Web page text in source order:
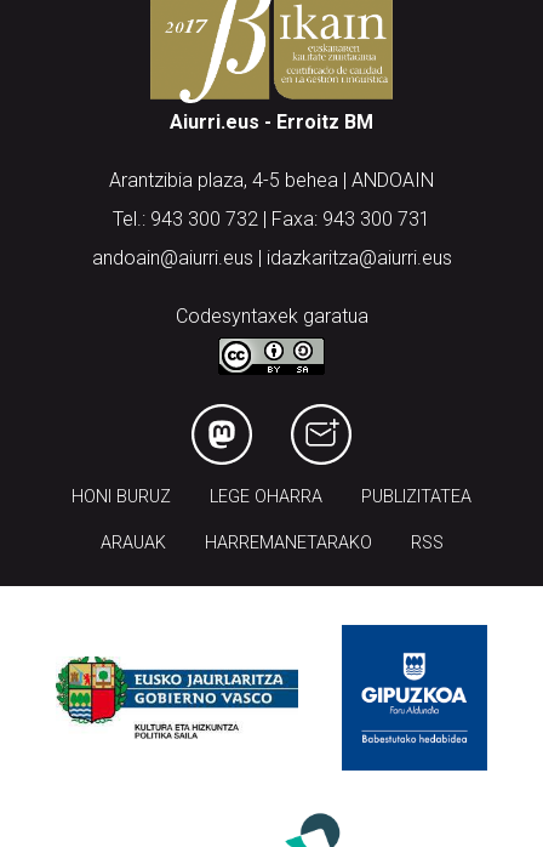
Aiurri.eus - Erroitz BM
Arantzibia plaza, 4-5 behea | ANDOAIN
Tel.: 943 300 732 | Faxa: 943 300 731
andoain@aiurri.eus | idazkaritza@aiurri.eus
Codesyntaxek garatua
HONI BURUZ LEGE OHARRA PUBLIZITATEA
ARAUAK HARREMANETARAKO RSS